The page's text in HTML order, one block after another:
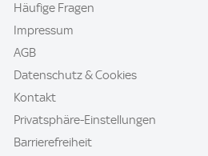
Häufige Fragen
Impressum
AGB
Datenschutz & Cookies
Kontakt
Privatsphäre-Einstellungen
Barrierefreiheit